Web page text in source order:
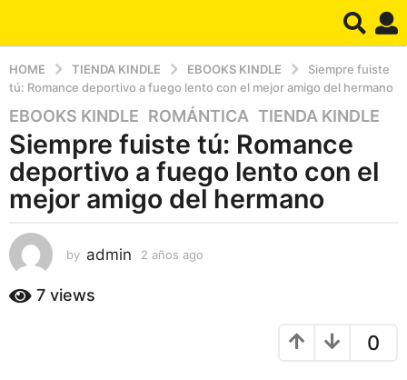
HOME TIENDA KINDLE EBOOKS KINDLE
Siempre fuiste
tú: Romance deportivo a fuego lento con el mejor amigo del hermano
2
a
ñ
o
s
g
o
2
EBOOKS KINDLE ,ROMÁNTICA ,TIENDA KINDLE
Siempre fuiste tú: Romance
deportivo a fuego lento con el
mejor amigo del hermano
by admin 2 años ago
7 views
0